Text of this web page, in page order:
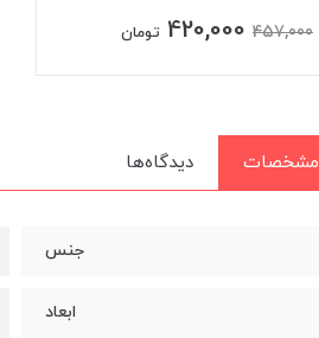
457,000
420,000 تومان
مشخصات دیدگاه‌ها
جنس
ابعاد